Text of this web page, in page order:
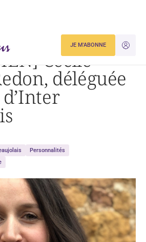
JE
JE M'ABONNE
Redon, déléguée générale d’Inter Beaujolais
Cécile
déléguée
Personnalités